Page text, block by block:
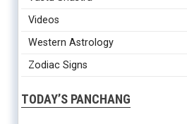
Videos
Western Astrology
Zodiac Signs
TODAY’S PANCHANG